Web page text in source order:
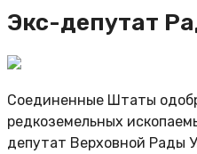
Экс-депутат
Соединенные Штаты
редкоземельных
депутат Верховной Рады